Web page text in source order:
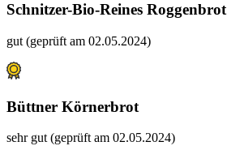
Schnitzer-Bio-Reines Roggenbrot
gut (geprüft am 02.05.2024)
Büttner Körnerbrot
sehr gut (geprüft am 02.05.2024)